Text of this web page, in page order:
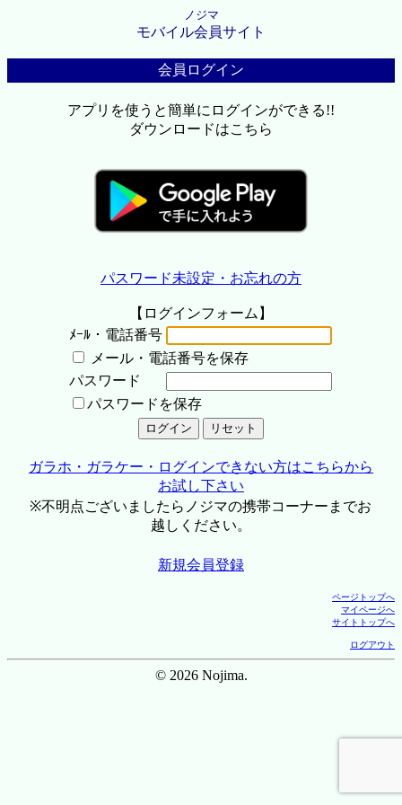
ノジマ
モバイル会員サイト
会員ログイン
アプリを使うと簡単にログインができる!!
ダウンロードはこちら
パスワード未設定・お忘れの方
【ログインフォーム】
ﾒｰﾙ・電話番号
メール・電話番号を保存
パスワード
パスワードを保存
ガラホ・ガラケー・ログインできない方はこちらから
お試し下さい
※不明点ございましたらノジマの携帯コーナーまでお
越しください。
新規会員登録
ページトップへ
マイページへ
サイトトップへ
ログアウト
© 2026 Nojima.